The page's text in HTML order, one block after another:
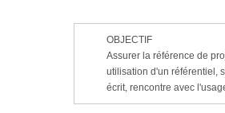
OBJECTIF
Assurer la référence de
utilisation d'un référentiel,
écrit, rencontre avec